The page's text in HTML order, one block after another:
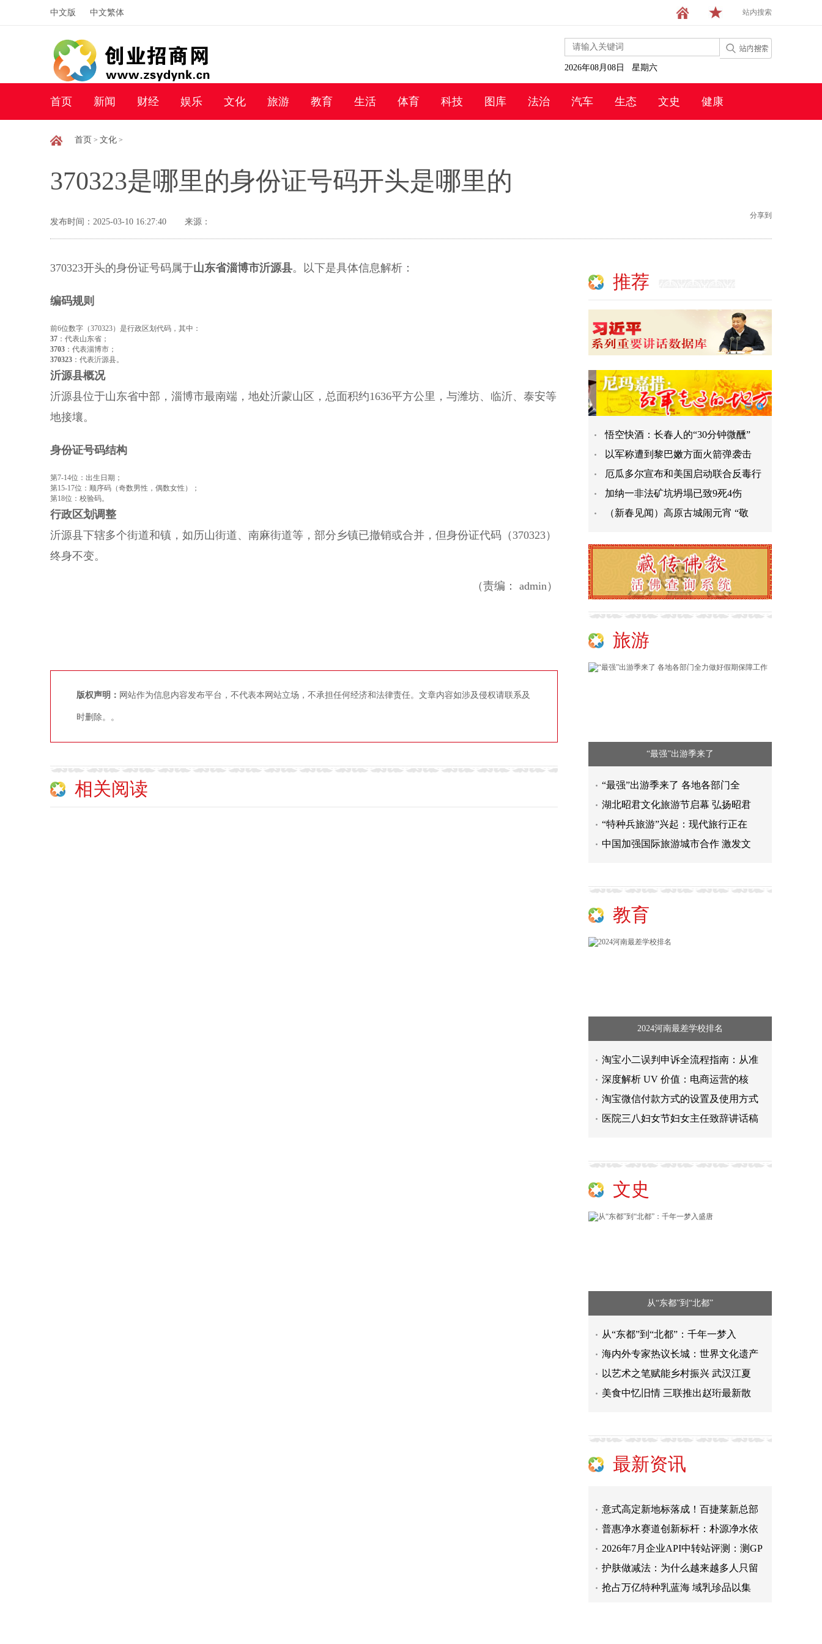
中文版 中文繁体 站内搜索
2026年08月08日 星期六
首页 新闻 财经 娱乐 文化 旅游 教育 生活 体育 科技 图库 法治 汽车 生态 文史 健康
首页 > 文化 >
370323是哪里的身份证号码开头是哪里的
发布时间：2025-03-10 16:27:40 来源：
分享到
370323开头的身份证号码属于山东省淄博市沂源县。以下是具体信息解析：
编码规则
前6位数字（370323）是行政区划代码，其中：
37 ：代表山东省；
3703 ：代表淄博市；
370323 ：代表沂源县。
沂源县概况
沂源县位于山东省中部，淄博市最南端，地处沂蒙山区，总面积约1636平方公里，与潍坊、临沂、泰安等
地接壤。
身份证号码结构
第7-14位：出生日期；
第15-17位：顺序码（奇数男性，偶数女性）；
第18位：校验码。
行政区划调整
沂源县下辖多个街道和镇，如历山街道、南麻街道等，部分乡镇已撤销或合并，但身份证代码（370323）
终身不变。
（责编： admin）
版权声明： 网站作为信息内容发布平台，不代表本网站立场，不承担任何经济和法律责任。文章内容如涉及侵权请联系及
时删除。。
相关阅读
推荐
悟空快酒：长春人的“30分钟微醺”
以军称遭到黎巴嫩方面火箭弹袭击
厄瓜多尔宣布和美国启动联合反毒行
加纳一非法矿坑坍塌已致9死4伤
（新春见闻）高原古城闹元宵 “敬
旅游
“最强”出游季来了
“最强”出游季来了 各地各部门全
湖北昭君文化旅游节启幕 弘扬昭君
“特种兵旅游”兴起：现代旅行正在
中国加强国际旅游城市合作 激发文
教育
2024河南最差学校排名
淘宝小二误判申诉全流程指南：从准
深度解析 UV 价值：电商运营的核
淘宝微信付款方式的设置及使用方式
医院三八妇女节妇女主任致辞讲话稿
文史
从“东都”到“北都”
从“东都”到“北都”：千年一梦入
海内外专家热议长城：世界文化遗产
以艺术之笔赋能乡村振兴 武汉江夏
美食中忆旧情 三联推出赵珩最新散
最新资讯
再登民族卫浴荣光榜，华艺卫浴荣获
咖啡机行业单笔最大融资落地，咖爷